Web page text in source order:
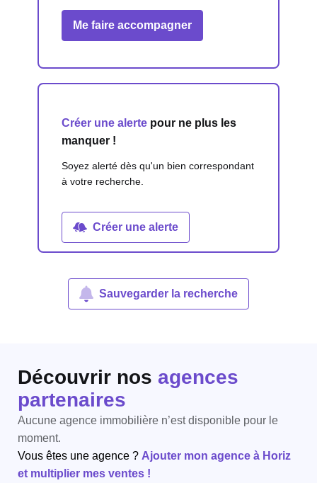
Me faire accompagner
Créer une alerte pour ne plus les
manquer !
Soyez alerté dès qu'un bien correspondant
à votre recherche.
Créer une alerte
Sauvegarder la recherche
Découvrir nos agences
partenaires
Aucune agence immobilière n’est disponible pour le
moment.
Vous êtes une agence ? Ajouter mon agence à Horiz
et multiplier mes ventes !